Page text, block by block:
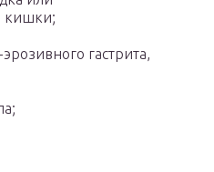
кишки;
гастрита,